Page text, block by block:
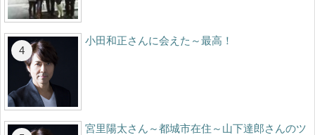
小田和正さんに会えた～最高！
宮里陽太さん～都城市在住～山下達郎さんのツ